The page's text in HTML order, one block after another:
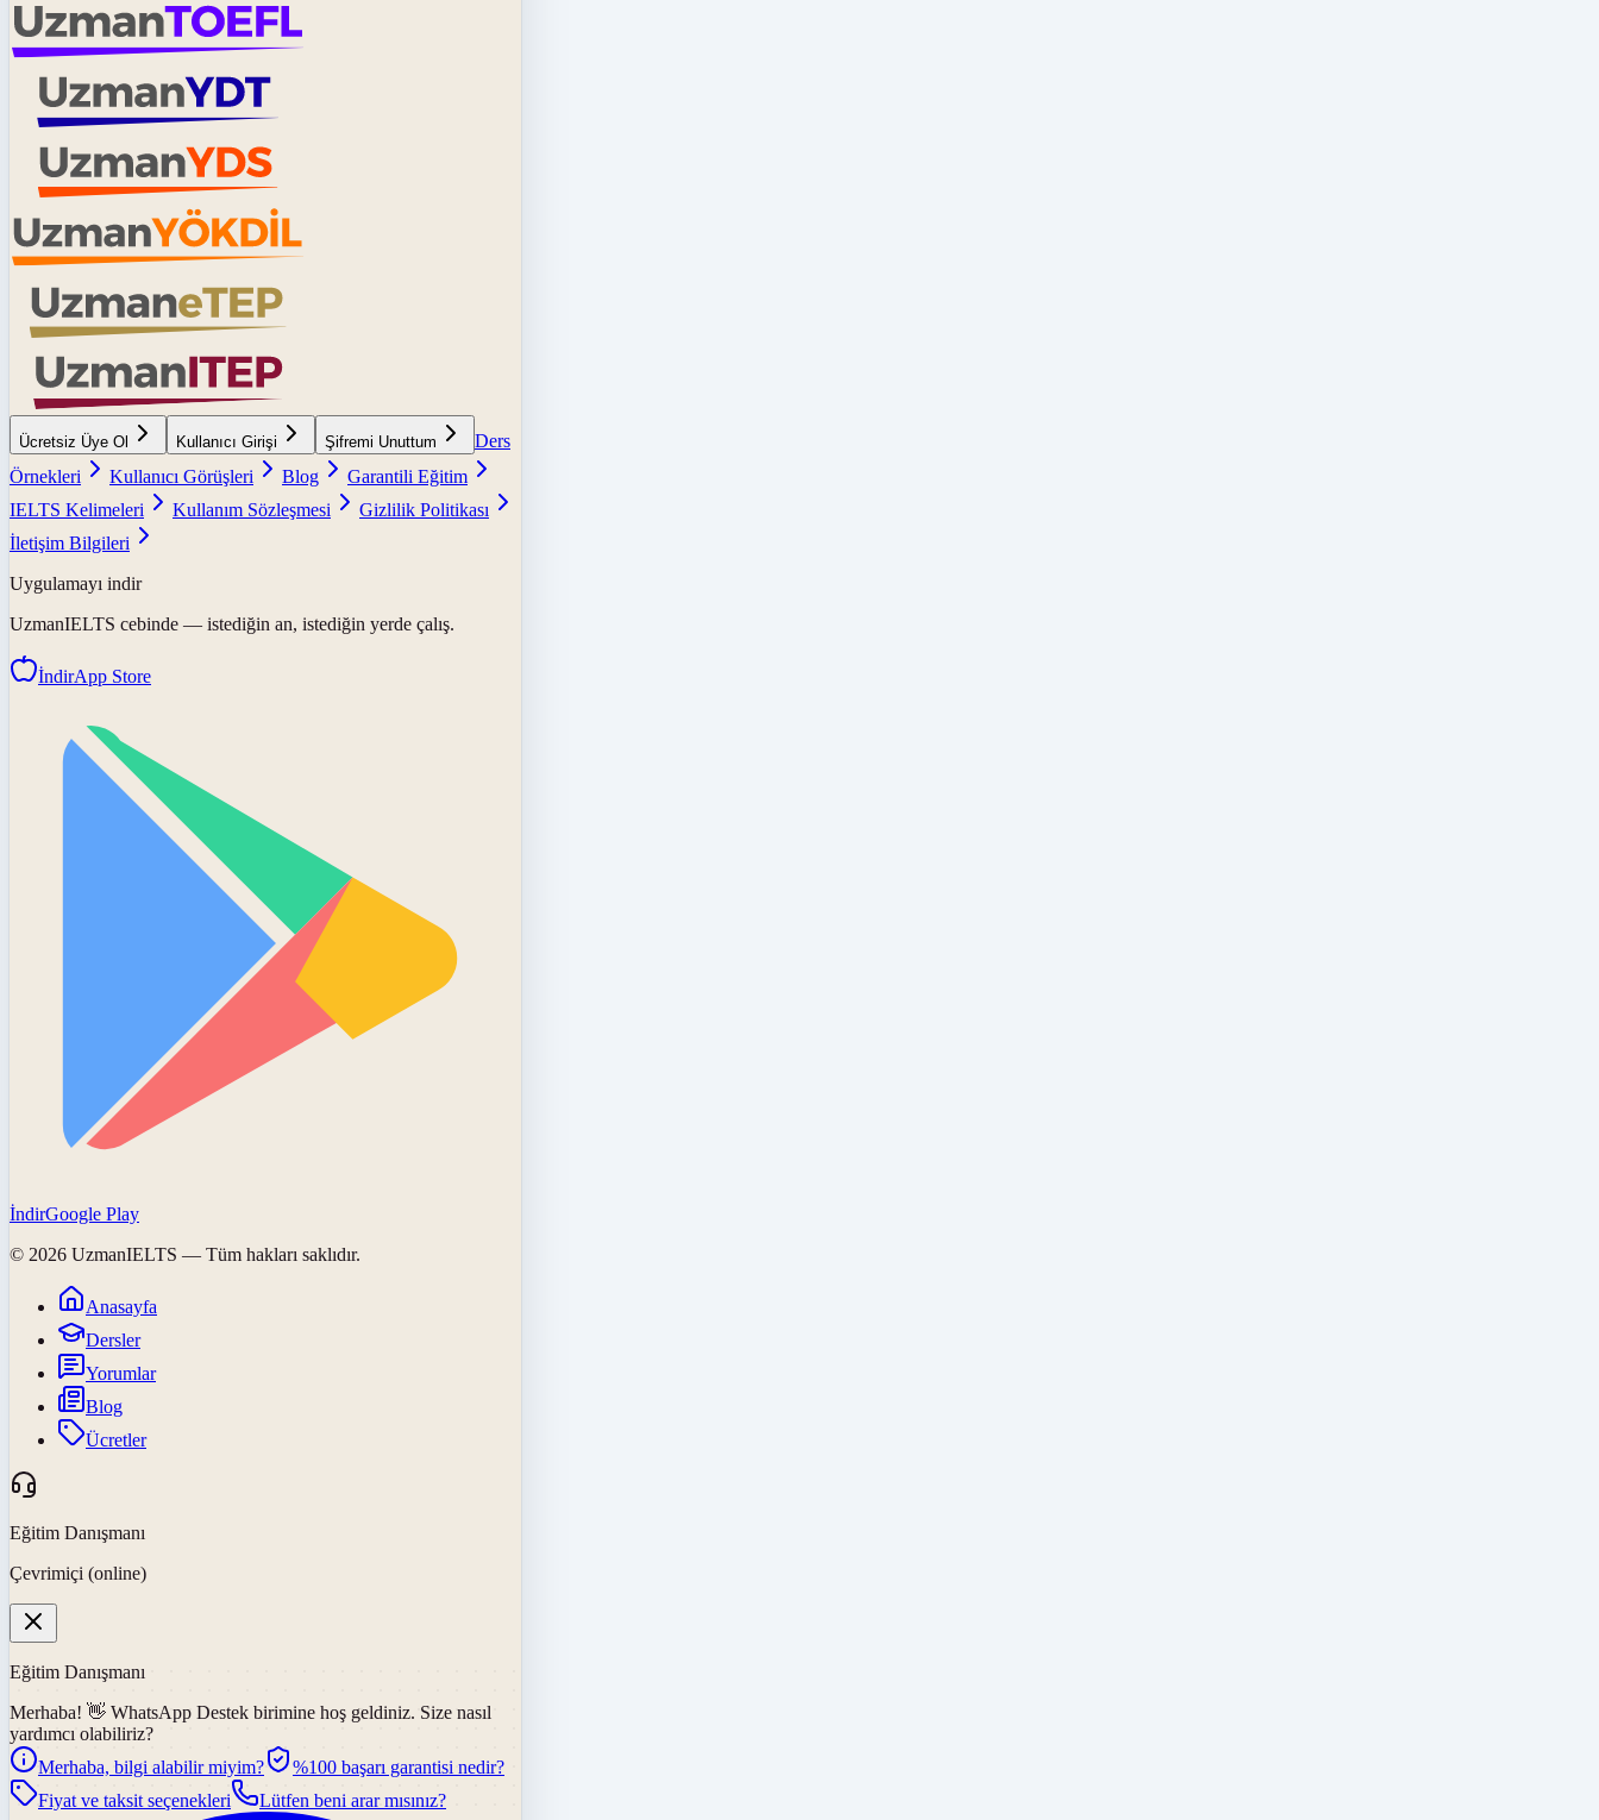
Ücretsiz Üye Ol Kullanıcı Girişi Şifremi Unuttum
Ders
Örnekleri
Kullanıcı Görüşleri Blog
Garantili Eğitim
IELTS Kelimeleri
Kullanım Sözleşmesi
Gizlilik Politikası
İletişim Bilgileri
Uygulamayı indir
UzmanIELTS cebinde — istediğin an, istediğin yerde çalış.
İndirApp Store
İndirGoogle Play
© 2026 UzmanIELTS — Tüm hakları saklıdır.
Anasayfa
Dersler
Yorumlar
Blog
Ücretler
Eğitim Danışmanı
Çevrimiçi (online)
Eğitim Danışmanı
Merhaba! 👋 WhatsApp Destek birimine hoş geldiniz. Size nasıl
yardımcı olabiliriz?
Merhaba, bilgi alabilir miyim?
%100 başarı garantisi nedir?
Fiyat ve taksit seçenekleri
Lütfen beni arar mısınız?